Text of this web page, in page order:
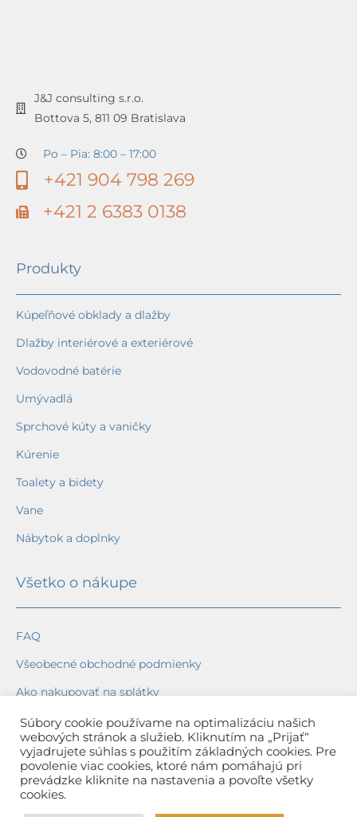
J&J consulting s.r.o.
Bottova 5, 811 09 Bratislava
Po – Pia: 8:00 – 17:00
+421 904 798 269
+421 2 6383 0138
Produkty
Kúpeľňové obklady a dlažby
Dlažby interiérové a exteriérové
Vodovodné batérie
Umývadlá
Sprchové kúty a vaničky
Kúrenie
Toalety a bidety
Vane
Nábytok a doplnky
Všetko o nákupe
FAQ
Všeobecné obchodné podmienky
Ako nakupovať na splátky
Ochrana osobných údajov
Reklamačný poriadok
Spôsob a cena dopravy
Súbory cookie používame na optimalizáciu našich
webových stránok a služieb. Kliknutím na „Prijať“
vyjadrujete súhlas s použitím základných cookies. Pre
povolenie viac cookies, ktoré nám pomáhajú pri
prevádzke kliknite na nastavenia a povoľte všetky
cookies.